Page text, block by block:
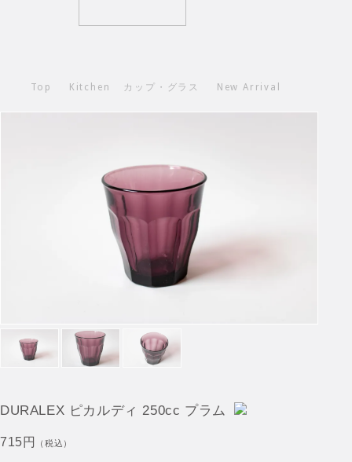
Top Kitchen カップ・グラス New Arrival
DURALEX ピカルディ 250cc プラム
715円 （税込）